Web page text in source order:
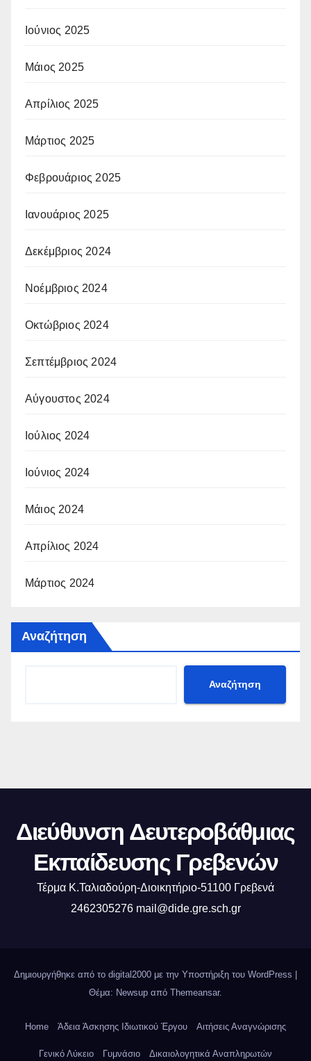
Ιούνιος 2025
Μάιος 2025
Απρίλιος 2025
Μάρτιος 2025
Φεβρουάριος 2025
Ιανουάριος 2025
Δεκέμβριος 2024
Νοέμβριος 2024
Οκτώβριος 2024
Σεπτέμβριος 2024
Αύγουστος 2024
Ιούλιος 2024
Ιούνιος 2024
Μάιος 2024
Απρίλιος 2024
Μάρτιος 2024
Αναζήτηση
Αναζήτηση
Διεύθυνση Δευτεροβάθμιας
Εκπαίδευσης Γρεβενών
Τέρμα Κ.Ταλιαδούρη-Διοικητήριο-51100 Γρεβενά
2462305276 mail@dide.gre.sch.gr
Δημιουργήθηκε από το digital2000 με την Υποστήριξη του WordPress
Θέμα: Newsup από Themeansar.
Home Άδεια Άσκησης Ιδιωτικού Έργου Αιτήσεις Αναγνώρισης
Γενικό Λύκειο Γυμνάσιο Δικαιολογητικά Αναπληρωτών